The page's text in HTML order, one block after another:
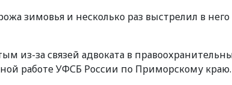
зимовья и несколько раз выстрелил в него
из-за связей адвоката в
работе УФСБ России по Приморскому краю.